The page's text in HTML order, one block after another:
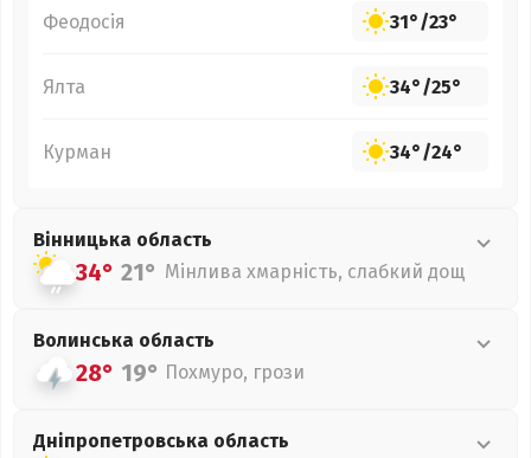
Феодосія 31°/23°
Ялта 34°/25°
Курман 34°/24°
Вінницька область
34° 21° Мінлива хмарність, слабкий дощ
Волинська область
28° 19° Похмуро, грози
Дніпропетровська область